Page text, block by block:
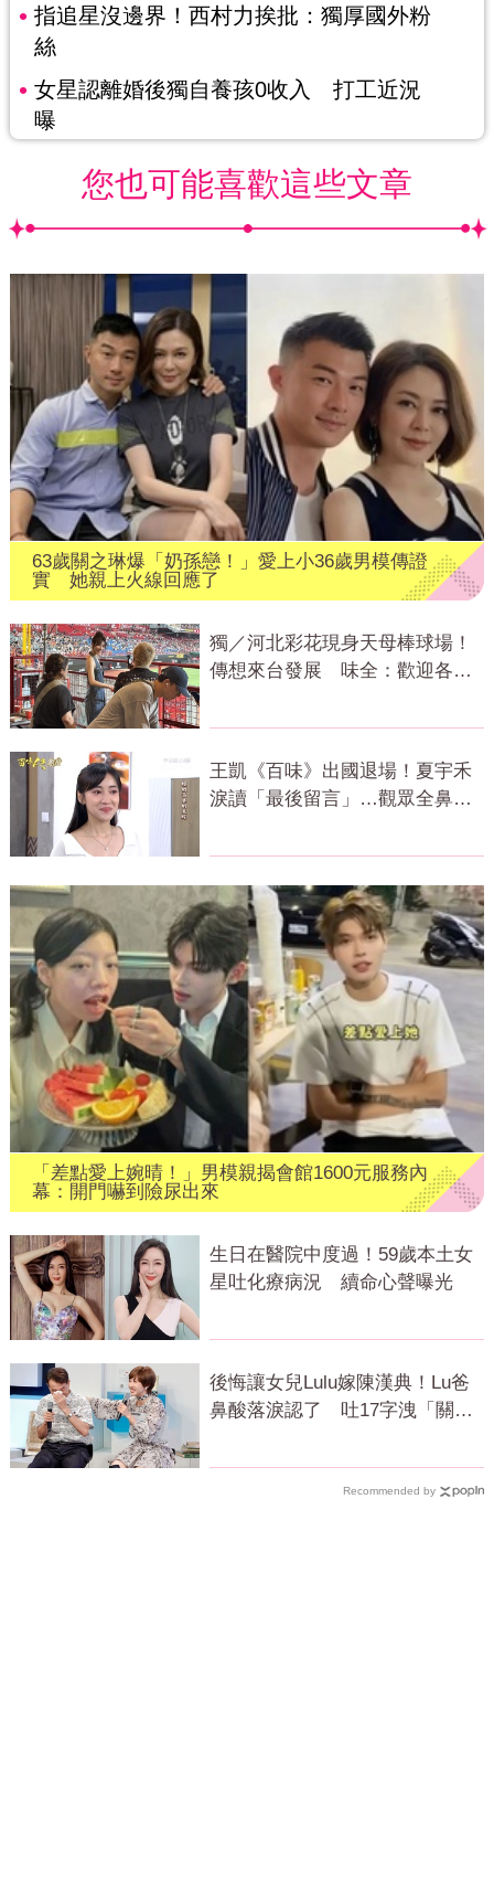
指追星沒邊界！西村力挨批：獨厚國外粉
絲
女星認離婚後獨自養孩0收入 打工近況
曝
您也可能喜歡這些文章
63歲關之琳爆「奶孫戀！」愛上小36歲男模傳證
實 她親上火線回應了
獨／河北彩花現身天母棒球場！
傳想來台發展 味全：歡迎各界
王凱《百味》出國退場！夏宇禾
淚讀「最後留言」…觀眾全鼻
「差點愛上婉晴！」男模親揭會館1600元服務內
幕：開門嚇到險尿出來
生日在醫院中度過！59歲本土女
星吐化療病況 續命心聲曝光
後悔讓女兒Lulu嫁陳漢典！Lu爸
鼻酸落淚認了 吐17字洩「關鍵
Recommended by